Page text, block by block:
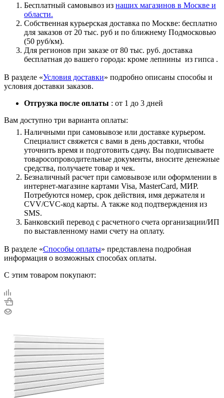
Бесплатный самовывоз из наших магазинов в Москве и
области.
Собственная курьерская доставка по Москве: бесплатно
для заказов от 20 тыс. руб и по ближнему Подмосковью
(50 руб/км).
Для регионов при заказе от 80 тыс. руб. доставка
бесплатная до вашего города: кроме лепнины из гипса .
В разделе «Условия доставки» подробно описаны способы и
условия доставки заказов.
Отгрузка после оплаты : от 1 до 3 дней
Вам доступно три варианта оплаты:
Наличными при самовывозе или доставке курьером.
Специалист свяжется с вами в день доставки, чтобы
уточнить время и подготовить сдачу. Вы подписываете
товаросопроводительные документы, вносите денежные
средства, получаете товар и чек.
Безналичный расчет при самовывозе или оформлении в
интернет-магазине картами Visa, MasterCard, МИР.
Потребуются номер, срок действия, имя держателя и
CVV/CVC-код карты. А также код подтверждения из
SMS.
Банковский перевод с расчетного счета организации/ИП
по выставленному нами счету на оплату.
В разделе «Способы оплаты» представлена подробная
информация о возможных способах оплаты.
С этим товаром покупают: